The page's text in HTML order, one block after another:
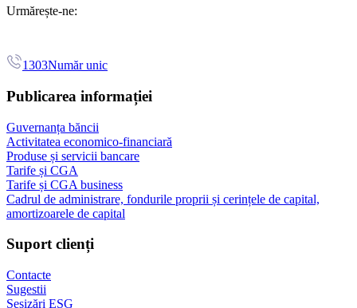
Urmărește-ne:
1303Număr unic
Publicarea informației
Guvernanța băncii
Activitatea economico-financiară
Produse și servicii bancare
Tarife și CGA
Tarife și CGA business
Cadrul de administrare, fondurile proprii și cerințele de capital,
amortizoarele de capital
Suport clienți
Contacte
Sugestii
Sesizări ESG